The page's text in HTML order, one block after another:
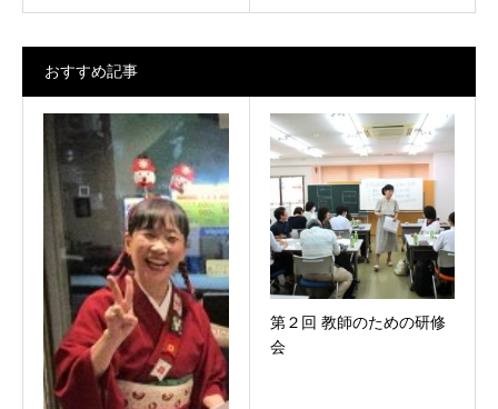
おすすめ記事
第２回 教師のための研修
会